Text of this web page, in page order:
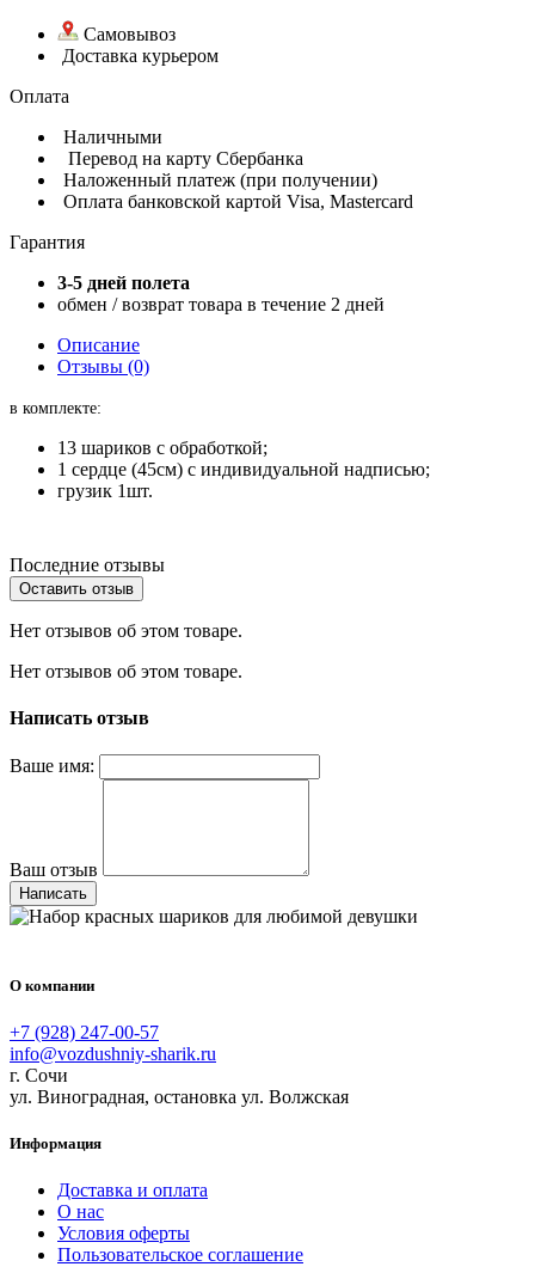
Самовывоз
Доставка курьером
Оплата
Наличными
Перевод на карту Сбербанка
Наложенный платеж (при получении)
Оплата банковской картой Visa, Mastercard
Гарантия
3-5 дней полета
обмен / возврат товара в течение 2 дней
Описание
Отзывы (0)
в комплекте:
13 шариков с обработкой;
1 сердце (45см) с индивидуальной надписью;
грузик 1шт.
Последние отзывы
Оставить отзыв
Нет отзывов об этом товаре.
Нет отзывов об этом товаре.
Написать отзыв
Ваше имя:
Ваш отзыв
Написать
О компании
+7 (928) 247-00-57
info@vozdushniy-sharik.ru
г. Сочи
ул. Виноградная, остановка ул. Волжская
Информация
Доставка и оплата
О нас
Условия оферты
Пользовательское соглашение